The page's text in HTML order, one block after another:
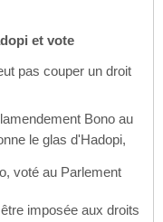
et vote
pas couper un droit
Bono au
le glas d'Hadopi,
voté au Parlement
imposée aux droits